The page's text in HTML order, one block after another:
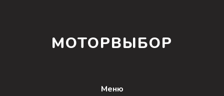
МОТОРВЫБОР
Меню